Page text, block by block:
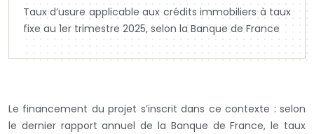
Taux d’usure applicable aux crédits immobiliers à taux
fixe au 1er trimestre 2025, selon la Banque de France
Le financement du projet s’inscrit dans ce contexte : selon
le dernier rapport annuel de la Banque de France, le taux